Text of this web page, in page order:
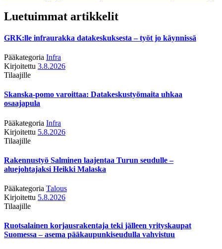
Luetuimmat artikkelit
GRK:lle infraurakka datakeskuksesta – työt jo käynnissä
Pääkategoria Infra
Kirjoitettu 3.8.2026
Tilaajille
Skanska-pomo varoittaa: Datakeskustyömaita uhkaa
osaajapula
Pääkategoria Infra
Kirjoitettu 5.8.2026
Tilaajille
Rakennustyö Salminen laajentaa Turun seudulle –
aluejohtajaksi Heikki Malaska
Pääkategoria Talous
Kirjoitettu 5.8.2026
Tilaajille
Ruotsalainen korjausrakentaja teki jälleen yrityskaupat
Suomessa – asema pääkaupunkiseudulla vahvistuu